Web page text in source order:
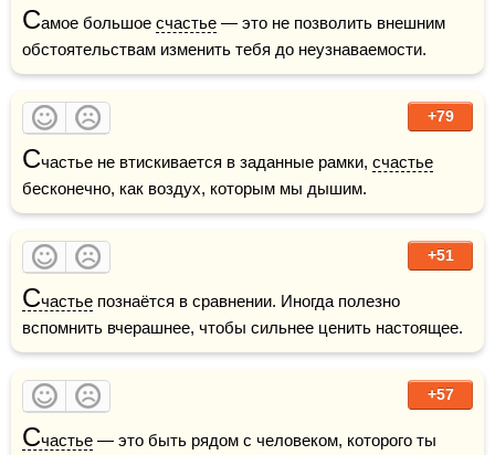
Самое большое счастье — это не позволить внешним
обстоятельствам изменить тебя до неузнаваемости.
+79
Счастье не втискивается в заданные рамки, счастье
бесконечно, как воздух, которым мы дышим.
+51
Счастье познаётся в сравнении. Иногда полезно
вспомнить вчерашнее, чтобы сильнее ценить настоящее.
+57
Счастье